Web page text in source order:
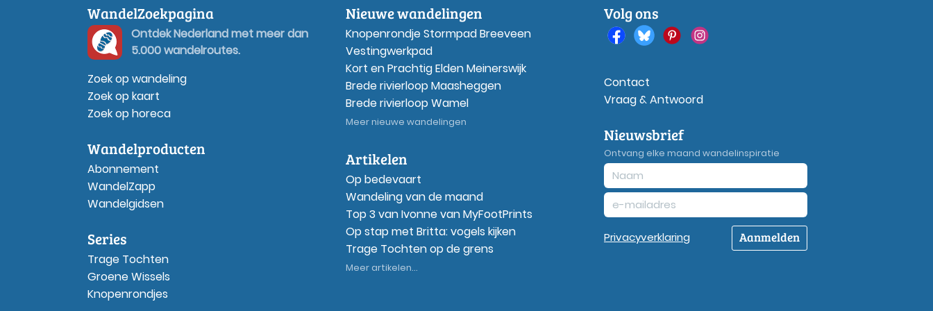
WandelZoekpagina
Ontdek Nederland met meer dan
5.000 wandelroutes.
Zoek op wandeling
Zoek op kaart
Zoek op horeca
Wandelproducten
Abonnement
WandelZapp
Wandelgidsen
Series
Trage Tochten
Groene Wissels
Knopenrondjes
Nieuwe wandelingen
Knopenrondje Stormpad Breeveen
Vestingwerkpad
Kort en Prachtig Elden Meinerswijk
Brede rivierloop Maasheggen
Brede rivierloop Wamel
Meer nieuwe wandelingen
Artikelen
Op bedevaart
Wandeling van de maand
Top 3 van Ivonne van MyFootPrints
Op stap met Britta: vogels kijken
Trage Tochten op de grens
Meer artikelen...
Volg ons
Contact
Vraag & Antwoord
Nieuwsbrief
Ontvang elke maand wandelinspiratie
Privacyverklaring Aanmelden